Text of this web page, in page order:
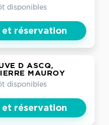
disponibles
et réservation
D ASCQ,
MAUROY
disponibles
et réservation